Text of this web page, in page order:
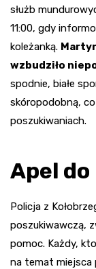
służb
11:00, gdy
koleżanką.
wzbudziło
spodnie, białe
skóropodobną,
poszukiwaniach.
Apel
Policja z
poszukiwawczą,
pomoc. Każdy,
na temat miejsca